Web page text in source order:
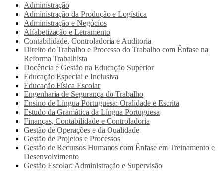
Administração
Administração da Produção e Logística
Administração e Negócios
Alfabetização e Letramento
Contabilidade, Controladoria e Auditoria
Direito do Trabalho e Processo do Trabalho com Ênfase na
Reforma Trabalhista
Docência e Gestão na Educação Superior
Educação Especial e Inclusiva
Educação Física Escolar
Engenharia de Segurança do Trabalho
Ensino de Língua Portuguesa: Oralidade e Escrita
Estudo da Gramática da Língua Portuguesa
Finanças, Contabilidade e Controladoria
Gestão de Operações e da Qualidade
Gestão de Projetos e Processos
Gestão de Recursos Humanos com Ênfase em Treinamento e
Desenvolvimento
Gestão Escolar: Administração e Supervisão